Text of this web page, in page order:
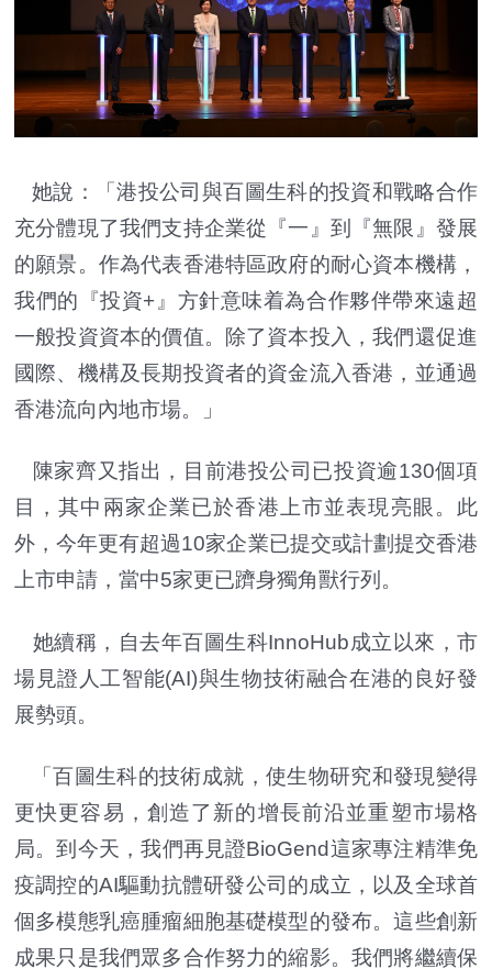
她說：「港投公司與百圖生科的投資和戰略合作
充分體現了我們支持企業從『一』到『無限』發展
的願景。作為代表香港特區政府的耐心資本機構，
我們的『投資+』方針意味着為合作夥伴帶來遠超
一般投資資本的價值。除了資本投入，我們還促進
國際、機構及長期投資者的資金流入香港，並通過
香港流向內地市場。」
陳家齊又指出，目前港投公司已投資逾130個項
目，其中兩家企業已於香港上市並表現亮眼。此
外，今年更有超過10家企業已提交或計劃提交香港
上市申請，當中5家更已躋身獨角獸行列。
她續稱，自去年百圖生科InnoHub成立以來，市
場見證人工智能(AI)與生物技術融合在港的良好發
展勢頭。
「百圖生科的技術成就，使生物研究和發現變得
更快更容易，創造了新的增長前沿並重塑市場格
局。到今天，我們再見證BioGend這家專注精準免
疫調控的AI驅動抗體研發公司的成立，以及全球首
個多模態乳癌腫瘤細胞基礎模型的發布。這些創新
成果只是我們眾多合作努力的縮影。我們將繼續保